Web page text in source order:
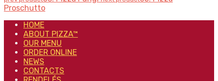
Proschutto
HOME
ABOUT PIZZA™
OUR MENU
ORDER ONLINE
NEWS
CONTACTS